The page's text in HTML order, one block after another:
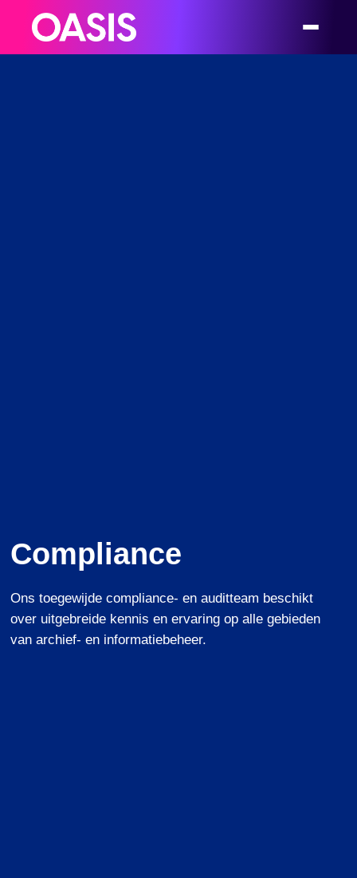
Compliance
Ons toegewijde compliance- en auditteam beschikt
over uitgebreide kennis en ervaring op alle gebieden
van archief- en informatiebeheer.